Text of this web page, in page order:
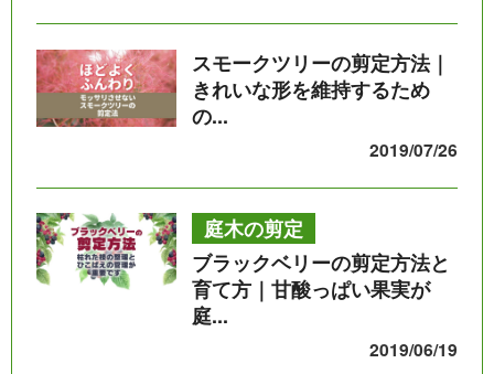
スモークツリーの剪定方法｜
きれいな形を維持するため
の...
2019/07/26
庭木の剪定
ブラックベリーの剪定方法と
育て方｜甘酸っぱい果実が
庭...
2019/06/19